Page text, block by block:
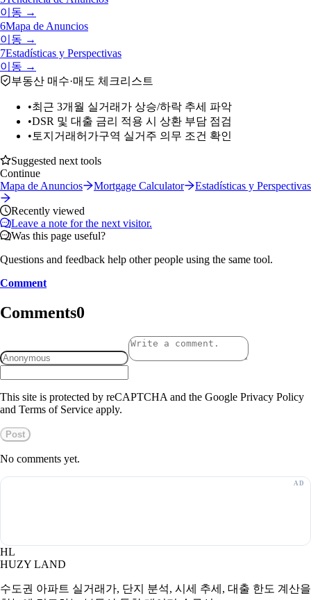
이동 →
6Mapa de Anuncios
이동 →
7Estadísticas y Perspectivas
이동 →
부동산 매수·매도 체크리스트
•최근 3개월 실거래가 상승/하락 추세 파악
•DSR 및 대출 금리 적용 시 상환 부담 점검
• 토지거래허가구역 실거주 의무 조건 확인
Suggested next tools
Continue
Mapa de Anuncios
Mortgage Calculator Estadísticas y Perspectivas
Recently viewed
Leave a note for the next visitor.
Was this page useful?
Questions and feedback help other people using the same tool.
Comment
Comments0
This site is protected by reCAPTCHA and the Google Privacy Policy
and Terms of Service apply.
Post
No comments yet.
HL
HUZY LAND
수도권 아파트 실거래가, 단지 분석, 시세 추세, 대출 한도 계산을